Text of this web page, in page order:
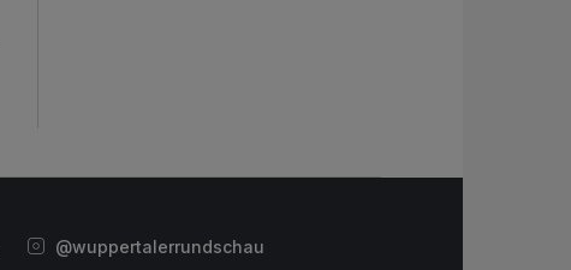
@wuppertalerrundschau